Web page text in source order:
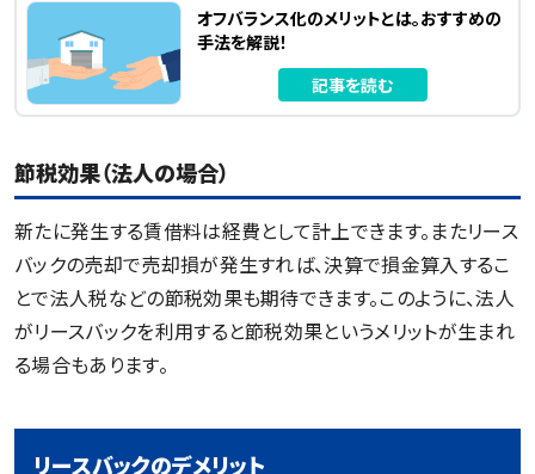
オフバランス化のメリットとは。おすすめの
手法を解説！
記事を読む
節税効果（法人の場合）
新たに発生する賃借料は経費として計上できます。またリース
バックの売却で売却損が発生すれば、決算で損金算入するこ
とで法人税などの節税効果も期待できます。このように、法人
がリースバックを利用すると節税効果というメリットが生まれ
る場合もあります。
リースバックのデメリット